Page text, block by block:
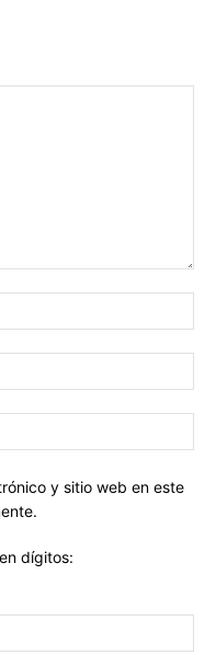
y sitio web en este
dígitos: